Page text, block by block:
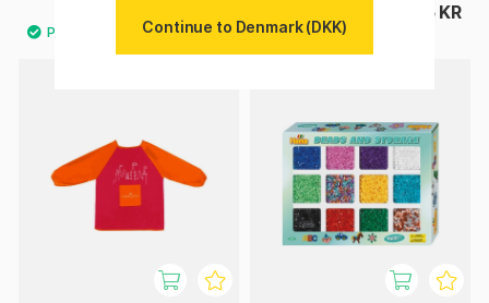
56 KR
Continue to Denmark (DKK)